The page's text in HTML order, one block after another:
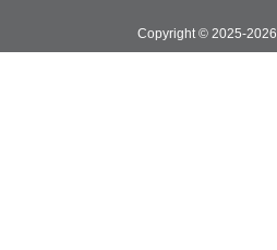
Copyright © 2025-2026